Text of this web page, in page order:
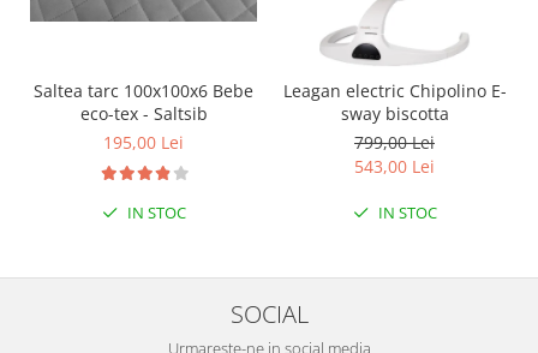
Mese de Tenis
Jucarii pentru copii
Aparate fitness
Benzi de Alergare
Biciclete Fitness
Steppere Fitness
Saltea tarc 100x100x6 Bebe
eco-tex - Saltsib
195,00 Lei
IN STOC
Leagan electric Chipolino E-
sway biscotta
799,00 Lei
543,00 Lei
IN STOC
SOCIAL
Urmareste-ne in social media